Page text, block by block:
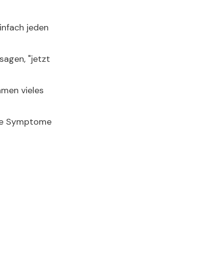
jeden
"jetzt
vieles
Symptome